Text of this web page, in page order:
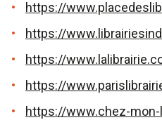
https://
https://
https://
https://
https://www.chez-